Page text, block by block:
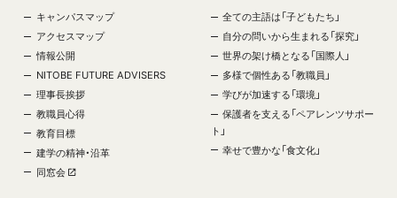
キャンパスマップ
アクセスマップ
情報公開
NITOBE FUTURE ADVISERS
理事長挨拶
教職員心得
教育目標
建学の精神・沿革
同窓会
全ての主語は「子どもたち」
自分の問いから生まれる「探究」
世界の架け橋となる「国際人」
多様で個性ある「教職員」
学びが加速する「環境」
保護者を支える「ペアレンツサポー
ト」
幸せで豊かな「食文化」